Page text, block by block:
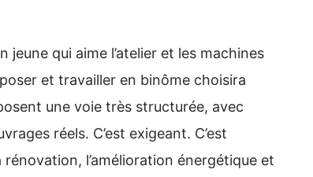
qui aime l’atelier et les machines
et travailler en binôme choisira
une voie très structurée, avec
réels. C’est exigeant. C’est
l’amélioration énergétique et